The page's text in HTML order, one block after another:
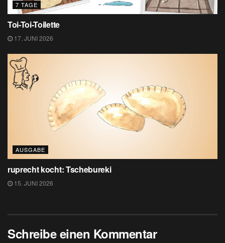
7 TAGE
Toi-Toi-Toilette
17. JUNI 2026
AUSGABE
ruprecht kocht: Tschebureki
15. JUNI 2026
Schreibe einen Kommentar